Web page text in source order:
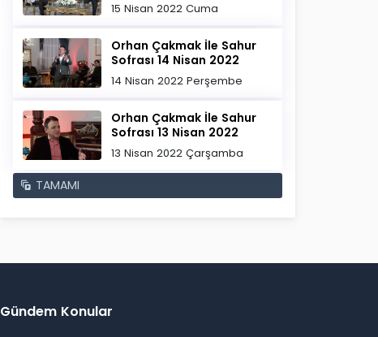
15 Nisan 2022 Cuma
Orhan Çakmak İle Sahur
Sofrası 14 Nisan 2022
14 Nisan 2022 Perşembe
Orhan Çakmak İle Sahur
Sofrası 13 Nisan 2022
13 Nisan 2022 Çarşamba
TAMAMI
Gündem Konular